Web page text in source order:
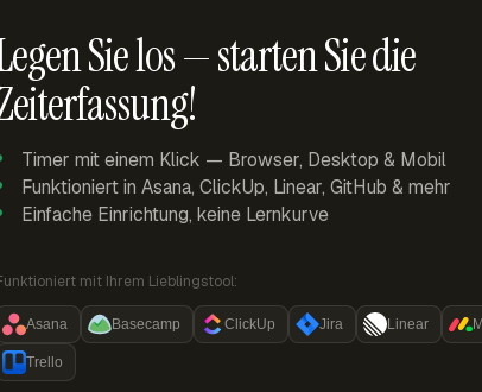
Sie los — starten Sie die
Timer mit einem Klick — Browser, Desktop & Mobil
Funktioniert in Asana, ClickUp, Linear, GitHub & mehr
Einfache Einrichtung, keine Lernkurve
mit Ihrem Lieblingstool:
Asana Basecamp ClickUp Jira Linear
Trello